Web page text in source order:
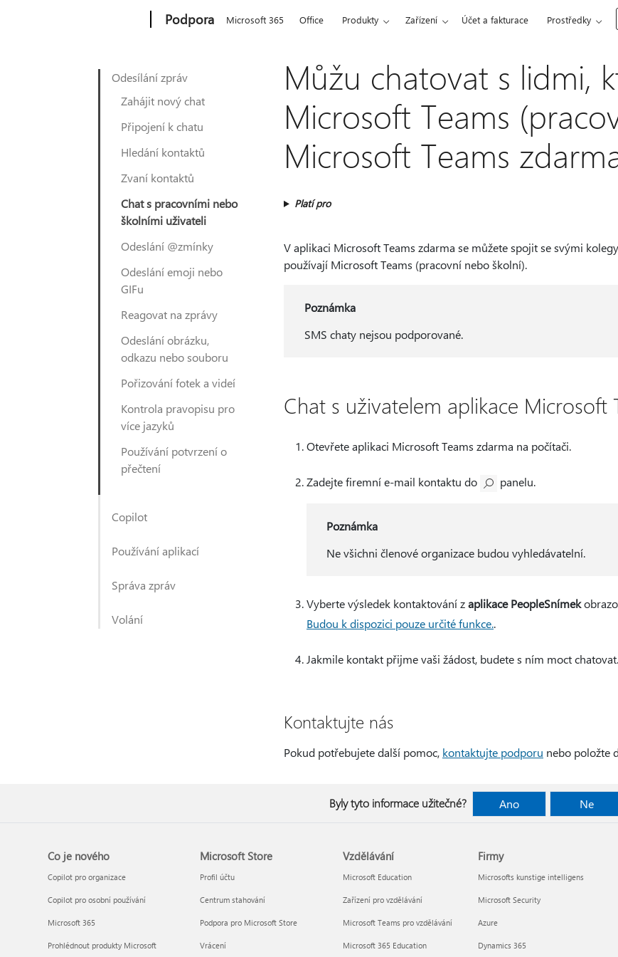
Podpora Microsoft 365 Office Produkty Zařízení Účet a fakturace Prostředky
Odesílání zpráv
Zahájit nový chat
Připojení k chatu
Hledání kontaktů
Zvaní kontaktů
Chat s pracovními nebo
školními uživateli
Odeslání @zmínky
Odeslání emoji nebo
GIFu
Reagovat na zprávy
Odeslání obrázku,
odkazu nebo souboru
Pořizování fotek a videí
Kontrola pravopisu pro
více jazyků
Používání potvrzení o
přečtení
Copilot
Používání aplikací
Správa zpráv
Volání
Můžu chatovat s lidmi,
Microsoft Teams
Microsoft Teams
Platí pro
V aplikaci Microsoft Teams zdarma se můžete spojit se svými
používají Microsoft Teams (pracovní nebo školní).
Poznámka
SMS chaty nejsou podporované.
Chat s uživatelem aplikace Microsoft
Otevřete aplikaci Microsoft Teams zdarma na počítači.
Zadejte firemní e-mail kontaktu do panelu.
Poznámka
Ne všichni členové organizace budou vyhledávatelní.
Vyberte výsledek kontaktování zaplikace PeopleSnímek
Budou k dispozici pouze určité funkce..
Jakmile kontakt přijme vaši žádost, budete s ním moct chatovat.
Kontaktujte nás
Pokud potřebujete další pomoc, kontaktujte podporu nebo položte
Byly tyto informace užitečné? Ano Ne
Co je nového
Copilot pro organizace
Copilot pro osobní používání
Microsoft 365
Prohlédnout produkty Microsoft
Microsoft Store
Profil účtu
Centrum stahování
Podpora pro Microsoft Store
Vrácení
Vzdělávání
Microsoft Education
Zařízení pro vzdělávání
Microsoft Teams pro vzdělávání
Microsoft 365 Education
Firmy
Microsofts kunstige intelligens
Microsoft Security
Azure
Dynamics 365